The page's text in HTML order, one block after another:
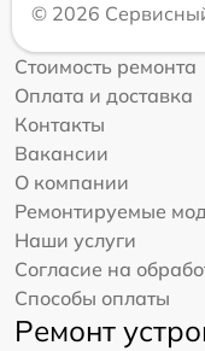
© 2026
Стоимость ремонта
Оплата и доставка
Контакты
Вакансии
О компании
Ремонтируемые
Наши услуги
Согласие на
Способы оплаты
Ремонт